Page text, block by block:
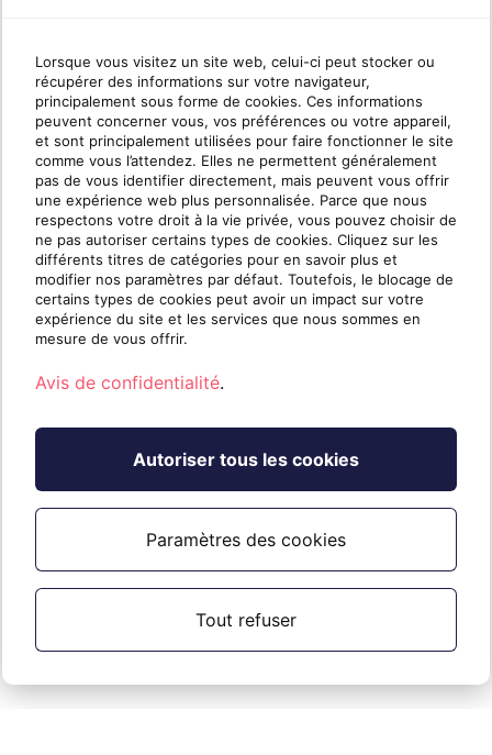
Lorsque vous visitez un site web, celui-ci peut stocker ou
récupérer des informations sur votre navigateur,
principalement sous forme de cookies. Ces informations
peuvent concerner vous, vos préférences ou votre appareil,
et sont principalement utilisées pour faire fonctionner le site
comme vous l’attendez. Elles ne permettent généralement
pas de vous identifier directement, mais peuvent vous offrir
une expérience web plus personnalisée. Parce que nous
respectons votre droit à la vie privée, vous pouvez choisir de
ne pas autoriser certains types de cookies. Cliquez sur les
différents titres de catégories pour en savoir plus et
modifier nos paramètres par défaut. Toutefois, le blocage de
certains types de cookies peut avoir un impact sur votre
expérience du site et les services que nous sommes en
mesure de vous offrir.
Avis de confidentialité.
Autoriser tous les cookies
Paramètres des cookies
Tout refuser